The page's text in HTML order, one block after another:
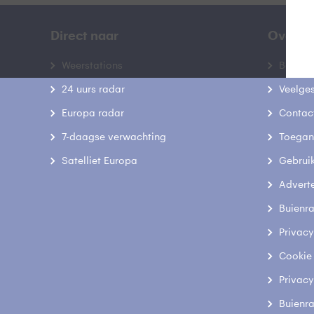
Direct naar
Weerstations
24 uurs radar
Europa radar
7-daagse verwachting
Satelliet Europa
Over